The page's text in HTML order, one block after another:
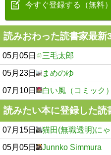
今すぐ登録する（無料）
読みおわった読書家最新
05月05日 三毛太郎
05月23日 まめのゆ
07月10日 白い風（コミック）
読みたい本に登録した読
07月15日 猫田(無職透明)に
05月05日 Junnko Simmura